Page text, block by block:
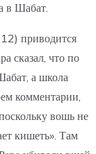
в Шабат.
приводится
сказал, что по
а школа
комментарии,
вошь не
кишеть». Там